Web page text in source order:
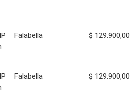
Falabella $ 129.900,00
Falabella $ 129.900,00